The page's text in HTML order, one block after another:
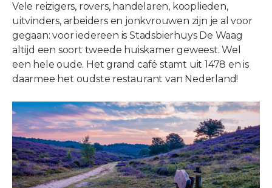
Vele reizigers, rovers, handelaren, kooplieden,
uitvinders, arbeiders en jonkvrouwen zijn je al voor
gegaan: voor iedereen is Stadsbierhuys De Waag
altijd een soort tweede huiskamer geweest. Wel
een hele oude. Het grand café stamt uit 1478 en is
daarmee het oudste restaurant van Nederland!